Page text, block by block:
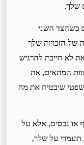
שלך.
כשהצד השני
הזכויות שלך
לא חייבת להרגיש
המתאים, את
שיבטיח את מה
נכסים, אלא על
תעמדי על שלך,